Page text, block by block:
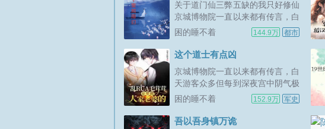
关于道门仙三弊五缺的我只好修仙
京城博物院一直以来都有传言，白
天游客众多但每到深夜宫中阴气极
太监还有穿着黄马褂的侍卫招摇过
院百年，镇一方邪魅，三煞五疾，
守宫八方，安稳太平...
困的睡不着 144.9万 都市
这个道士有点凶
京城博物院一直以来都有传言，白
天游客众多但每到深夜宫中阴气极
重，提着灯笼的宫女，抬着轿子的
市，我们陈家三代人镇守京城博物
困的睡不着 152.9万 军史
吾以吾身镇万诡